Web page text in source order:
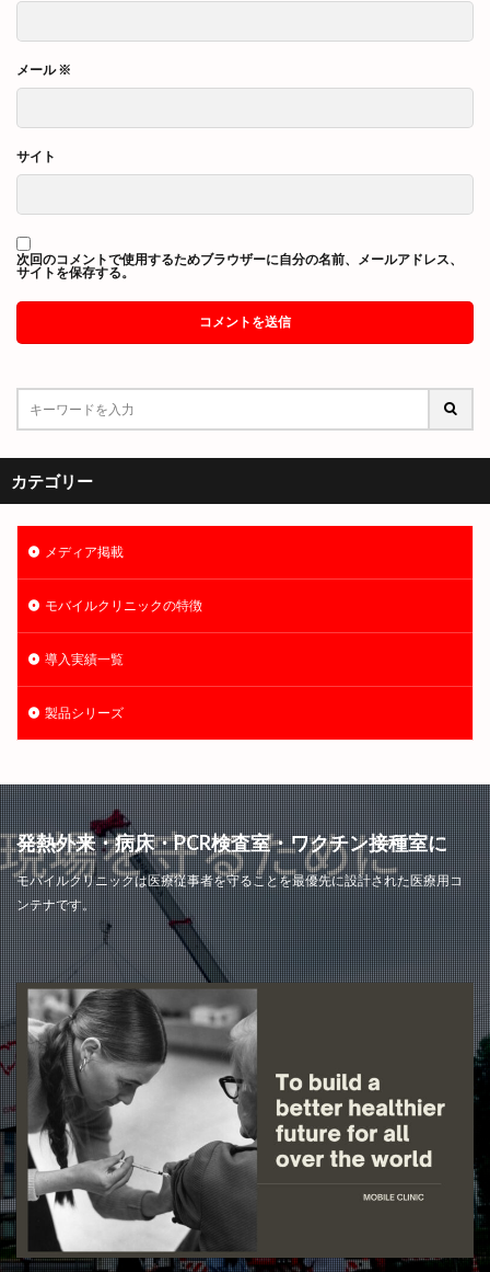
メール※
サイト
次回のコメントで使用するためブラウザーに自分の名前、メールアドレス、
サイトを保存する。
カテゴリー
メディア掲載
モバイルクリニックの特徴
導入実績一覧
製品シリーズ
発熱外来・病床・PCR検査室・ワクチン接種室に
モバイルクリニックは医療従事者を守ることを最優先に設計された医療用コ
ンテナです。